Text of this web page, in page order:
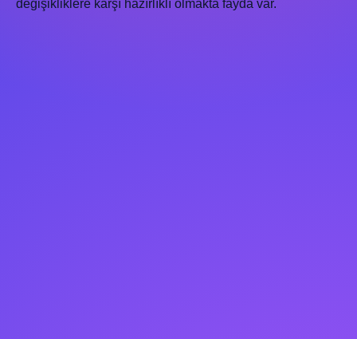
değişikliklere karşı hazırlıklı olmakta fayda var.